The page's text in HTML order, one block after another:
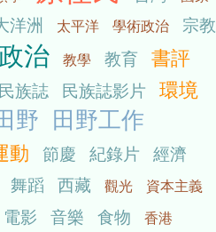
洋洲 太平洋 學術政治
宗教
治 教學 教育 書評
民族誌 民族誌影片 環境
野 田野工作
動 節慶 紀錄片 經濟
舞蹈 西藏 觀光 資本主義
電影 音樂 食物
香港